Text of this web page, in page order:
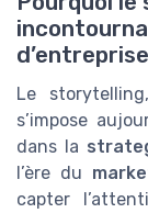
d’entreprise
Le
s’impose
dans la
l’ère du
capter